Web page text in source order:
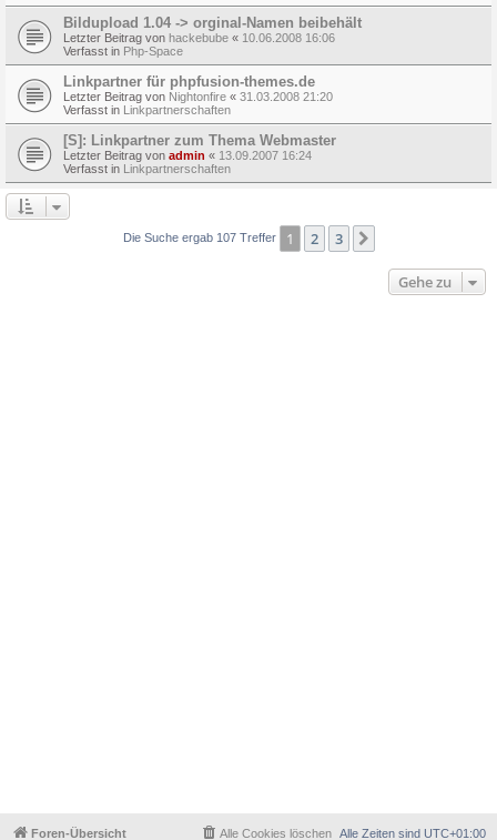
Bildupload 1.04 -> orginal-Namen beibehält
Letzter Beitrag von hackebube « 10.06.2008 16:06
Verfasst in Php-Space
Linkpartner für phpfusion-themes.de
Letzter Beitrag von Nightonfire « 31.03.2008 21:20
Verfasst in Linkpartnerschaften
[S]: Linkpartner zum Thema Webmaster
Letzter Beitrag von admin « 13.09.2007 16:24
Verfasst in Linkpartnerschaften
Die Suche ergab 107 Treffer 1 2 3
Gehe zu
Foren-Übersicht Alle Zeiten sind UTC+01:00
Alle Cookies löschen